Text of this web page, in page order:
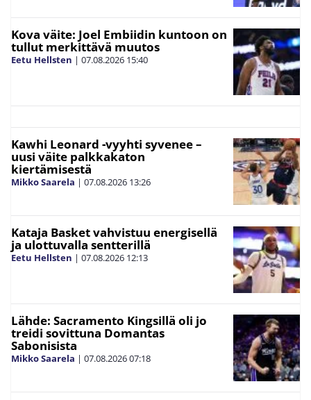
Kova väite: Joel Embiidin kuntoon on
tullut merkittävä muutos
Eetu Hellsten | 07.08.2026 15:40
Kawhi Leonard -vyyhti syvenee –
uusi väite palkkakaton
kiertämisestä
Mikko Saarela | 07.08.2026 13:26
Kataja Basket vahvistuu energisellä
ja ulottuvalla sentterillä
Eetu Hellsten | 07.08.2026 12:13
Lähde: Sacramento Kingsillä oli jo
treidi sovittuna Domantas
Sabonisista
Mikko Saarela | 07.08.202607:18